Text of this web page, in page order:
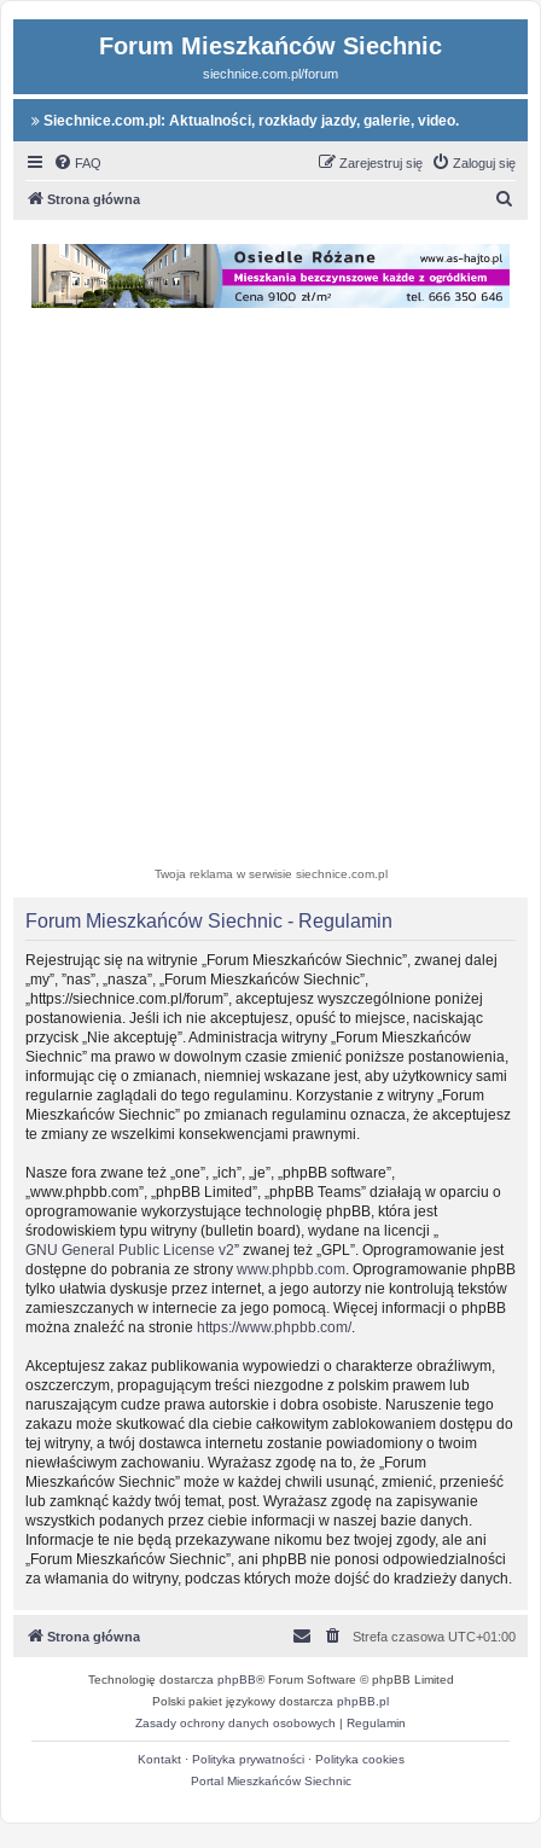
Forum Mieszkańców Siechnic
siechnice.com.pl/forum
Siechnice.com.pl: Aktualności, rozkłady jazdy, galerie, video.
FAQ Zaloguj się
Zarejestruj się
Strona główna
Twoja reklama w serwisie siechnice.com.pl
Forum Mieszkańców Siechnic - Regulamin
Rejestrując się na witrynie „Forum Mieszkańców Siechnic”, zwanej dalej
„my”, ”nas”, „nasza”, „Forum Mieszkańców Siechnic”,
„https://siechnice.com.pl/forum”, akceptujesz wyszczególnione poniżej
postanowienia. Jeśli ich nie akceptujesz, opuść to miejsce, naciskając
przycisk „Nie akceptuję”. Administracja witryny „Forum Mieszkańców
Siechnic” ma prawo w dowolnym czasie zmienić poniższe postanowienia,
informując cię o zmianach, niemniej wskazane jest, aby użytkownicy sami
regularnie zaglądali do tego regulaminu. Korzystanie z witryny „Forum
Mieszkańców Siechnic” po zmianach regulaminu oznacza, że akceptujesz
te zmiany ze wszelkimi konsekwencjami prawnymi.
Nasze fora zwane też „one”, „ich”, „je”, „phpBB software”,
„www.phpbb.com”, „phpBB Limited”, „phpBB Teams” działają w oparciu o
oprogramowanie wykorzystujące technologię phpBB, która jest
środowiskiem typu witryny (bulletin board), wydane na licencji „
GNU General Public License v2” zwanej też „GPL”. Oprogramowanie jest
dostępne do pobrania ze strony www.phpbb.com . Oprogramowanie phpBB
tylko ułatwia dyskusje przez internet, a jego autorzy nie kontrolują tekstów
zamieszczanych w internecie za jego pomocą. Więcej informacji o phpBB
można znaleźć na stronie https://www.phpbb.com/.
Akceptujesz zakaz publikowania wypowiedzi o charakterze obraźliwym,
oszczerczym, propagującym treści niezgodne z polskim prawem lub
naruszającym cudze prawa autorskie i dobra osobiste. Naruszenie tego
zakazu może skutkować dla ciebie całkowitym zablokowaniem dostępu do
tej witryny, a twój dostawca internetu zostanie powiadomiony o twoim
niewłaściwym zachowaniu. Wyrażasz zgodę na to, że „Forum
Mieszkańców Siechnic” może w każdej chwili usunąć, zmienić, przenieść
lub zamknąć każdy twój temat, post. Wyrażasz zgodę na zapisywanie
wszystkich podanych przez ciebie informacji w naszej bazie danych.
Informacje te nie będą przekazywane nikomu bez twojej zgody, ale ani
„Forum Mieszkańców Siechnic”, ani phpBB nie ponosi odpowiedzialności
za włamania do witryny, podczas których może dojść do kradzieży danych.
Strona główna Strefa czasowa UTC+01:00
Technologię dostarcza phpBB® Forum Software © phpBB Limited
Polski pakiet językowy dostarcza phpBB.pl
Zasady ochrony danych osobowych | Regulamin
Kontakt· Polityka prywatności· Polityka cookies
Portal Mieszkańców Siechnic